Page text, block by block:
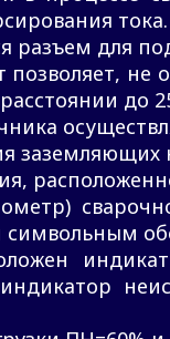
разъем для
позволяет, не
до